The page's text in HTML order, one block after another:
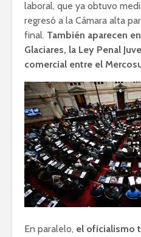
laboral, que ya obtuvo
regresó a la Cámara alta
final. También aparecen
Glaciares, la Ley Penal
comercial entre el
En paralelo, el oficialismo